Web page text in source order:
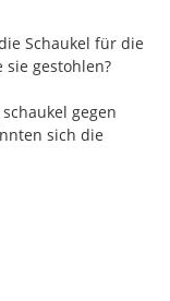
Schaukel für die
gestohlen?
gegen
sich die